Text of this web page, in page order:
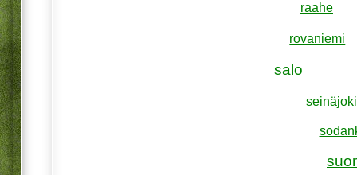
raahe
rovaniemi
salo
seinäjoki